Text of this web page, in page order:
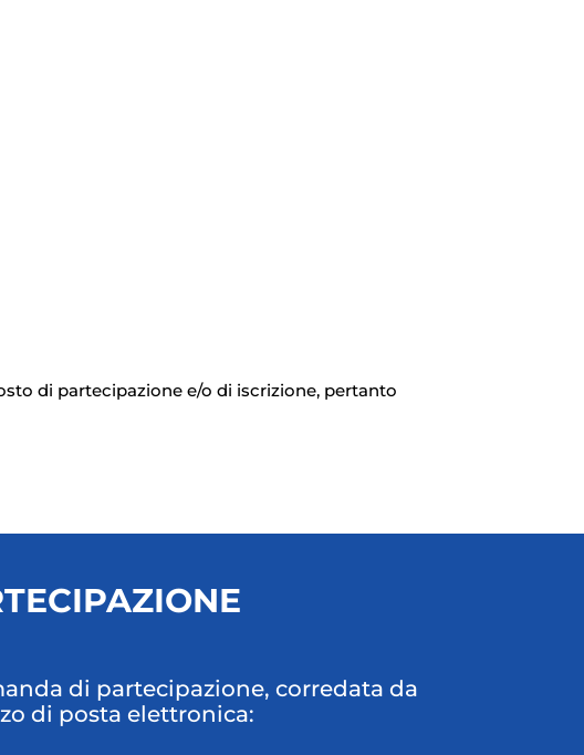
di partecipazione e/o di iscrizione, pertanto
di partecipazione, corredata da
di posta elettronica: